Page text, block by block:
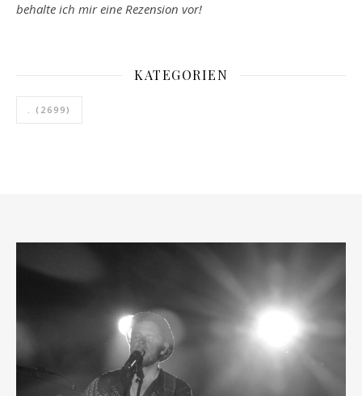
behalte ich mir eine Rezension vor!
KATEGORIEN
. (2699)